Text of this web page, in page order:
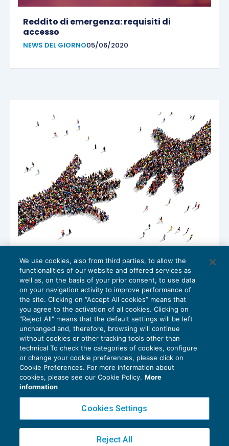
Reddito di emergenza: requisiti di
accesso
NEWS DEL GIORNO05/06/2020
Reddito di emergenza: aperta la
procedura di trasmissione delle
domande
NEWS DEL GIORNO26/05/2020
Privacy Policy
Cookie Policy
Copyright 2016 ©Gruppo Euroconference S.p.A.v2.32.4
Piazza Luigi Einaudi, 10N01 - 20124 Milano - info@ecnews.it
We use cookies, also from third parties, to allow the
functionalities of our website and offered services as
well as, on the basis of your prior consent, to use data
on your navigation activity to improve performance of
the site. Clicking on “Accept All cookies” means that
you agree to the activation of all cookies. Clicking on
"Reject All" means that the default settings will be left
unchanged and, therefore, browsing will continue
without cookies or other tracking tools other than
technical To check the categories of cookies, configure
or change your cookie preferences, please click on
Cookie Preferences. For more information about
cookies, please see our Cookie Policy. More
information
Cookies Settings
Reject All